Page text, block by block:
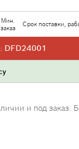
Мин.
заказ
Срок поставки,
DFD24001
и под заказ.